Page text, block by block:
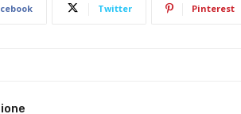
Twitter Pinterest